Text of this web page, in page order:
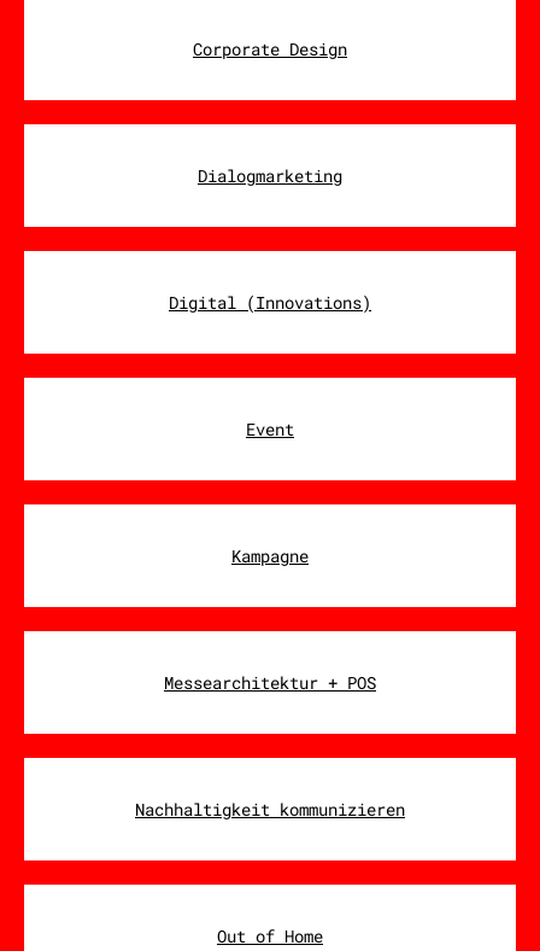
Corporate Design
Dialogmarketing
Digital (Innovations)
Event
Kampagne
Messearchitektur + POS
Nachhaltigkeit kommunizieren
Out of Home